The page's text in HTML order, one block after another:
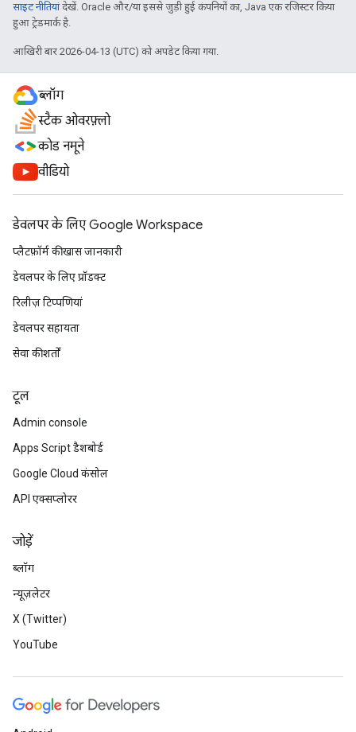
साइट नीतियांदेखें. Oracle और/या इससे जुड़ी हुई कंपनियों का, Java एक रजिस्टर किया
हुआ ट्रेडमार्क है.
आखिरी बार 2026-04-13 (UTC) को अपडेट किया गया.
ब्लॉग
स्टैक ओवरफ़्लो
कोड नमूने
वीडियो
डेवलपर के लिए Google Workspace
प्लैटफ़ॉर्म की खास जानकारी
डेवलपर के लिए प्रॉडक्ट
रिलीज़ टिप्पणियां
डेवलपर सहायता
सेवा की शर्तों
टूल
Admin console
Apps Script डैशबोर्ड
Google Cloud कंसोल
API एक्सप्लोरर
जोड़ें
ब्लॉग
न्यूज़लेटर
X (Twitter)
YouTube